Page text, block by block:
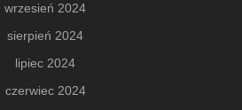
wrzesień 2024
sierpień 2024
lipiec 2024
czerwiec 2024